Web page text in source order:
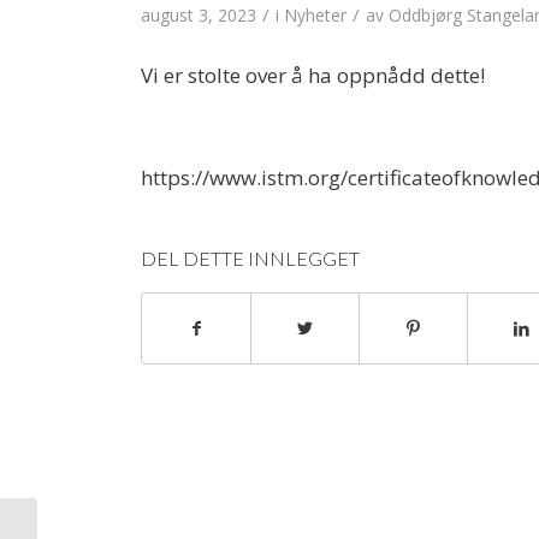
august 3, 2023 / i Nyheter / av Oddbjørg
Vi er stolte over å ha oppnådd dette!
https://www.istm.org/
DEL DETTE INNLEGGET